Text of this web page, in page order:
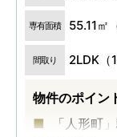
専有面積 55.11㎡
間取り 2LDK（
物件のポイン
「人形町